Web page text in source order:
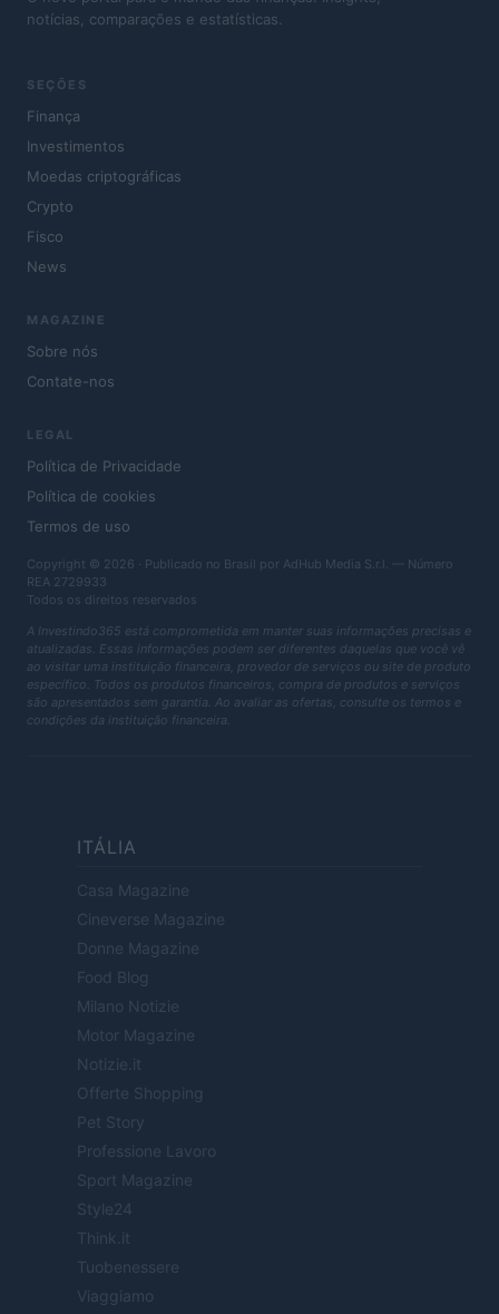
notícias, comparações e estatísticas.
SEÇÕES
Finança
Investimentos
Moedas criptográficas
Crypto
Fisco
News
MAGAZINE
Sobre nós
Contate-nos
LEGAL
Política de Privacidade
Política de cookies
Termos de uso
Copyright © 2026 · Publicado no Brasil por AdHub Media S.r.l. — Número
REA 2729933
Todos os direitos reservados
A Investindo365 está comprometida em manter suas informações precisas e
atualizadas. Essas informações podem ser diferentes daquelas que você vê
ao visitar uma instituição financeira, provedor de serviços ou site de produto
específico. Todos os produtos financeiros, compra de produtos e serviços
são apresentados sem garantia. Ao avaliar as ofertas, consulte os termos e
condições da instituição financeira.
ITÁLIA
Casa Magazine
Cineverse Magazine
Donne Magazine
Food Blog
Milano Notizie
Motor Magazine
Notizie.it
Offerte Shopping
Pet Story
Professione Lavoro
Sport Magazine
Style24
Think.it
Tuobenessere
Viaggiamo